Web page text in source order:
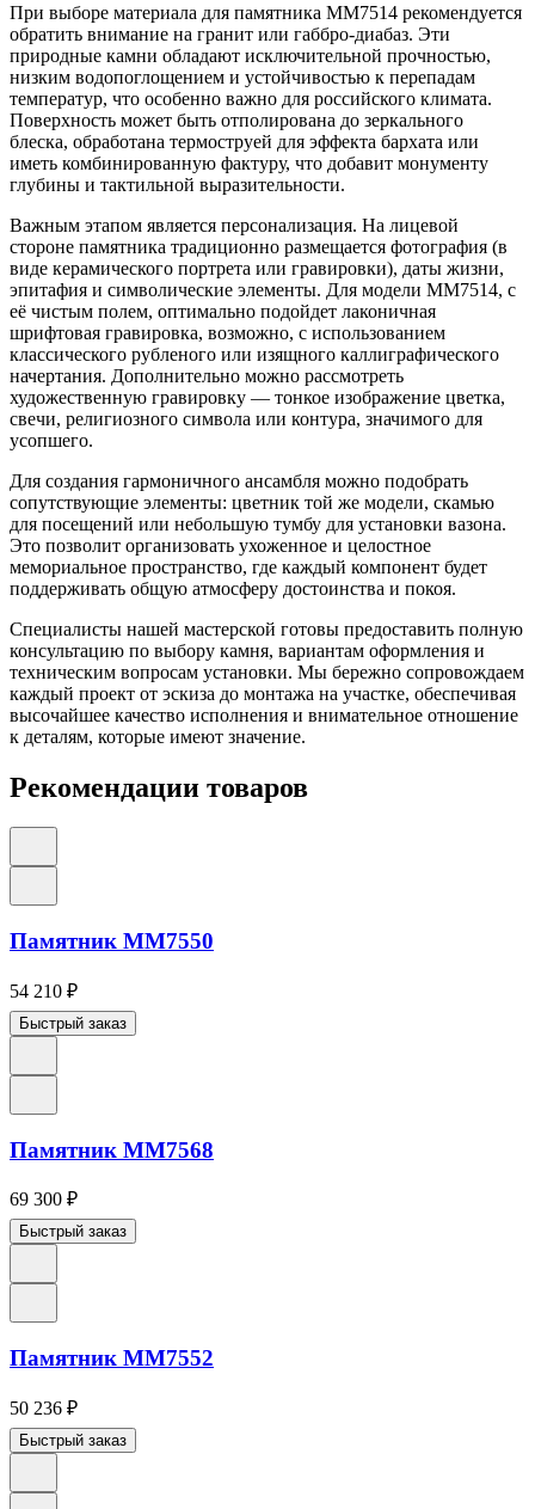
При выборе материала для памятника ММ7514 рекомендуется
обратить внимание на гранит или габбро-диабаз. Эти
природные камни обладают исключительной прочностью,
низким водопоглощением и устойчивостью к перепадам
температур, что особенно важно для российского климата.
Поверхность может быть отполирована до зеркального
блеска, обработана термоструей для эффекта бархата или
иметь комбинированную фактуру, что добавит монументу
глубины и тактильной выразительности.
Важным этапом является персонализация. На лицевой
стороне памятника традиционно размещается фотография (в
виде керамического портрета или гравировки), даты жизни,
эпитафия и символические элементы. Для модели ММ7514, с
её чистым полем, оптимально подойдет лаконичная
шрифтовая гравировка, возможно, с использованием
классического рубленого или изящного каллиграфического
начертания. Дополнительно можно рассмотреть
художественную гравировку — тонкое изображение цветка,
свечи, религиозного символа или контура, значимого для
усопшего.
Для создания гармоничного ансамбля можно подобрать
сопутствующие элементы: цветник той же модели, скамью
для посещений или небольшую тумбу для установки вазона.
Это позволит организовать ухоженное и целостное
мемориальное пространство, где каждый компонент будет
поддерживать общую атмосферу достоинства и покоя.
Специалисты нашей мастерской готовы предоставить полную
консультацию по выбору камня, вариантам оформления и
техническим вопросам установки. Мы бережно сопровождаем
каждый проект от эскиза до монтажа на участке, обеспечивая
высочайшее качество исполнения и внимательное отношение
к деталям, которые имеют значение.
Рекомендации товаров
Памятник ММ7550
54 210 ₽
Быстрый заказ
Памятник ММ7568
69 300 ₽
Быстрый заказ
Памятник ММ7552
50 236 ₽
Быстрый заказ